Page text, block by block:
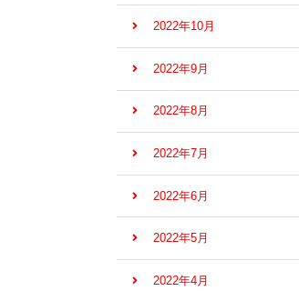
2022年10月
2022年9月
2022年8月
2022年7月
2022年6月
2022年5月
2022年4月